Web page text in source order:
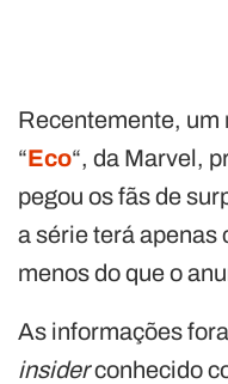
Recentemente, um
“Eco“, da Marvel,
pegou os fãs de
a série terá apenas
menos do que o
As informações
insiderconhecido